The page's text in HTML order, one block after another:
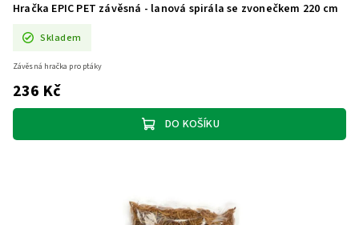
Hračka EPIC PET závěsná - lanová spirála se zvonečkem 220 cm
Skladem
236 Kč
DO KOŠÍKU
Závěsná hračka pro ptáky